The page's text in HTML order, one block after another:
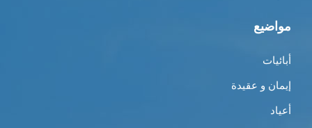
مواضيع
أبائيات
إيمان و عقيدة
أعياد